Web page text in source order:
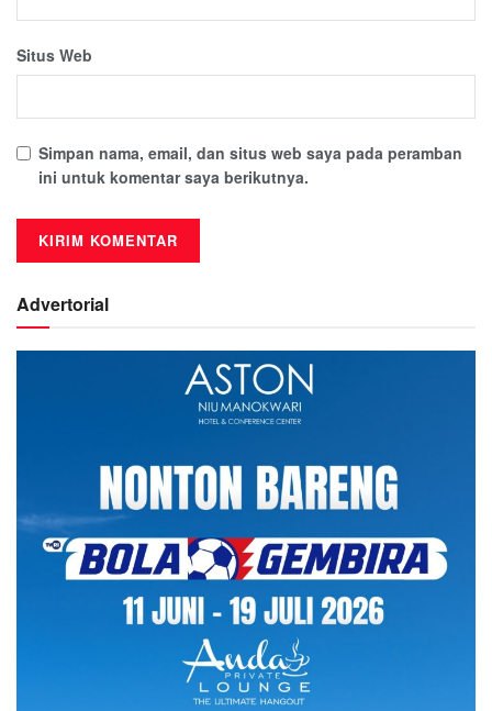
Situs Web
Simpan nama, email, dan situs web saya pada peramban
ini untuk komentar saya berikutnya.
Advertorial